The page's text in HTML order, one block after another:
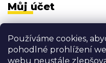
Používáme cookies,
pohodlné prohlížení
webu neustále
Můj účet
Registrace
Moje objednávky